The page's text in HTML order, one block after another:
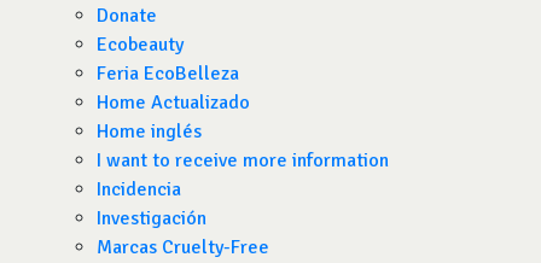
Donate
Ecobeauty
Feria EcoBelleza
Home Actualizado
Home inglés
I want to receive more information
Incidencia
Investigación
Marcas Cruelty-Free